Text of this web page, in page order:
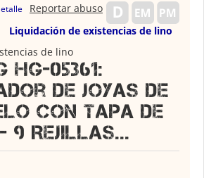
Liquidación de existencias de lino
Reportar abuso
de lino
05361:
de Joyas de
con Tapa de
9 Rejillas...